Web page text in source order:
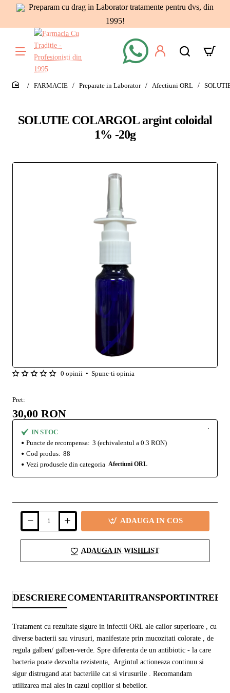
Preparam cu drag in Laborator tratamente pentru dvs, din
1995!
SOLUTIE COLARGOL argint coloidal
1% -20g
FARMACIE Preparate in Laborator Afectiuni ORL
0 opinii • Spune-ti opinia
Pret:
30,00 RON
IN STOC
Puncte de recompensa: 3 (echivalentul a 0.3 RON)
Cod produs: 88
Vezi produsele din categoria Afectiuni ORL
ADAUGA IN COS
ADAUGA IN WISHLIST
DESCRIERECOMENTARIITRANSPORT
Tratament cu rezultate sigure in infectii ORL ale cailor superioare , cu
diverse bacterii sau virusuri, manifestate prin mucozitati colorate , de
regula galben/ galben-verde. Spre diferenta de un antibiotic - la care
bacteria poate dezvolta rezistenta, Argintul actioneaza continuu si
sigur distrugand atat bacteriile cat si virusurile . Recomandam
utilizarea mai ales in cazul copiilor si bebeilor.